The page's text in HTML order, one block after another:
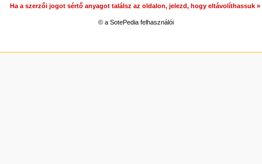
Ha a szerzői jogot sértő anyagot találsz az oldalon, jelezd, hogy eltávolíthassuk »
© a SotePedia felhasználói